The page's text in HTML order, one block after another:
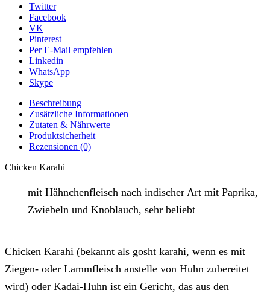
Twitter
Facebook
VK
Pinterest
Per E-Mail empfehlen
Linkedin
WhatsApp
Skype
Beschreibung
Zusätzliche Informationen
Zutaten & Nährwerte
Produktsicherheit
Rezensionen (0)
Chicken Karahi
mit Hähnchenfleisch nach indischer Art mit Paprika,
Zwiebeln und Knoblauch, sehr beliebt
Chicken Karahi (bekannt als gosht karahi, wenn es mit
Ziegen- oder Lammfleisch anstelle von Huhn zubereitet
wird) oder Kadai-Huhn ist ein Gericht, das aus den